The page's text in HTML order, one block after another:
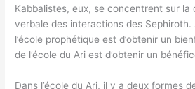
Kabbalistes, eux, se concentrent sur la
verbale des interactions des Sephiroth.
l’école prophétique est d’obtenir un
de l’école du Ari est d’obtenir un
Dans l’école du Ari, il y a deux formes